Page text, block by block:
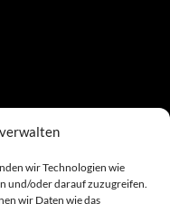
wir Technologien wie
und/oder darauf zuzugreifen.
wir Daten wie das